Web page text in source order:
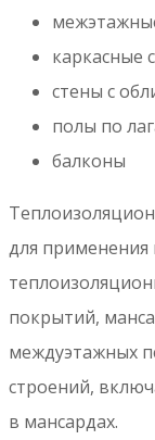
каркасные
стены с
полы по
балконы
для применения
покрытий,
междуэтажных
строений,
в мансардах.